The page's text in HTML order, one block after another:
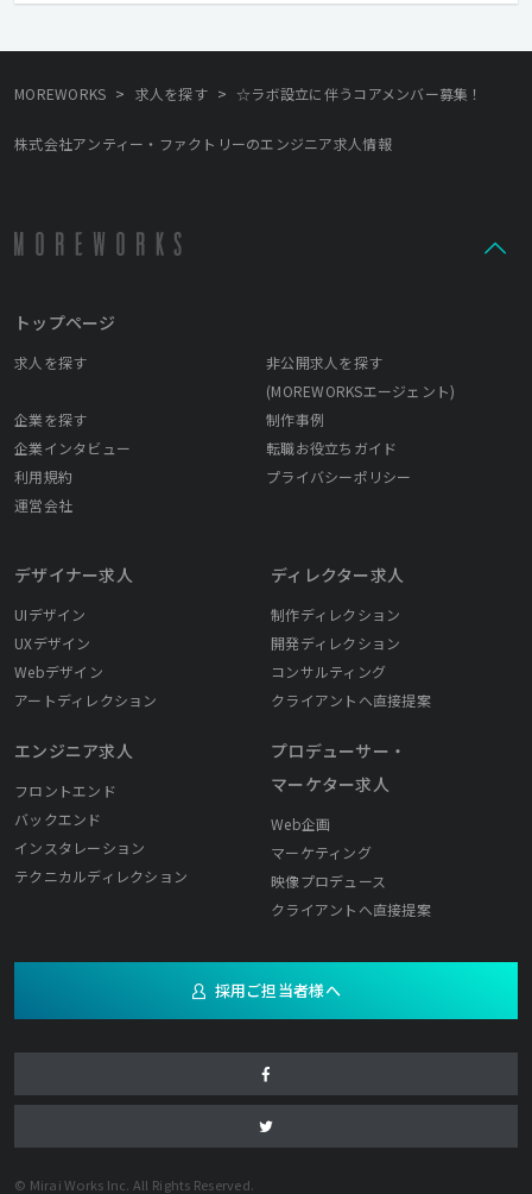
MOREWORKS > 求人を探す > ☆ラボ設立に伴うコアメンバー募集！
株式会社アンティー・ファクトリーのエンジニア求人情報
トップページ
求人を探す
非公開求人を探す
(MOREWORKSエージェント)
企業を探す
制作事例
企業インタビュー
転職お役立ちガイド
利用規約
プライバシーポリシー
運営会社
デザイナー求人
UIデザイン
UXデザイン
Webデザイン
アートディレクション
エンジニア求人
フロントエンド
バックエンド
インスタレーション
テクニカルディレクション
ディレクター求人
制作ディレクション
開発ディレクション
コンサルティング
クライアントへ直接提案
プロデューサー・
マーケター求人
Web企画
マーケティング
映像プロデュース
クライアントへ直接提案
採用ご担当者様へ
© Mirai Works Inc. All Rights Reserved.